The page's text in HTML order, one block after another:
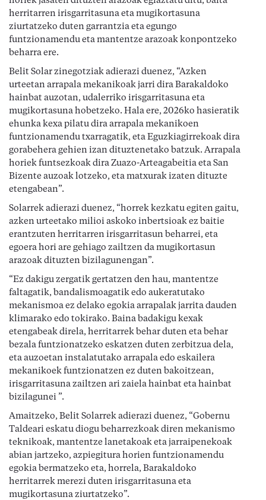
herritarren irisgarritasuna eta mugikortasuna
ziurtatzeko duten garrantzia eta egungo
funtzionamendu eta mantentze arazoak konpontzeko
beharra ere.
Belit Solar zinegotziak adierazi duenez, “Azken
urteetan arrapala mekanikoak jarri dira Barakaldoko
hainbat auzotan, udalerriko irisgarritasuna eta
mugikortasuna hobetzeko. Hala ere, 2026ko hasieratik
ehunka kexa pilatu dira arrapala mekanikoen
funtzionamendu txarragatik, eta Eguzkiagirrekoak dira
gorabehera gehien izan dituztenetako batzuk. Arrapala
horiek funtsezkoak dira Zuazo-Arteagabeitia eta San
Bizente auzoak lotzeko, eta matxurak izaten dituzte
etengabean”.
Solarrek adierazi duenez, “horrek kezkatu egiten gaitu,
azken urteetako milioi askoko inbertsioak ez baitie
erantzuten herritarren irisgarritasun beharrei, eta
egoera hori are gehiago zailtzen da mugikortasun
arazoak dituzten bizilagunengan”.
“Ez dakigu zergatik gertatzen den hau, mantentze
faltagatik, bandalismoagatik edo aukeratutako
mekanismoa ez delako egokia arrapalak jarrita dauden
klimarako edo tokirako. Baina badakigu kexak
etengabeak direla, herritarrek behar duten eta behar
bezala funtzionatzeko eskatzen duten zerbitzua dela,
eta auzoetan instalatutako arrapala edo eskailera
mekanikoek funtzionatzen ez duten bakoitzean,
irisgarritasuna zailtzen ari zaiela hainbat eta hainbat
bizilagunei ”.
Amaitzeko, Belit Solarrek adierazi duenez, “Gobernu
Taldeari eskatu diogu beharrezkoak diren mekanismo
teknikoak, mantentze lanetakoak eta jarraipenekoak
abian jartzeko, azpiegitura horien funtzionamendu
egokia bermatzeko eta, horrela, Barakaldoko
herritarrek merezi duten irisgarritasuna eta
mugikortasuna ziurtatzeko”.